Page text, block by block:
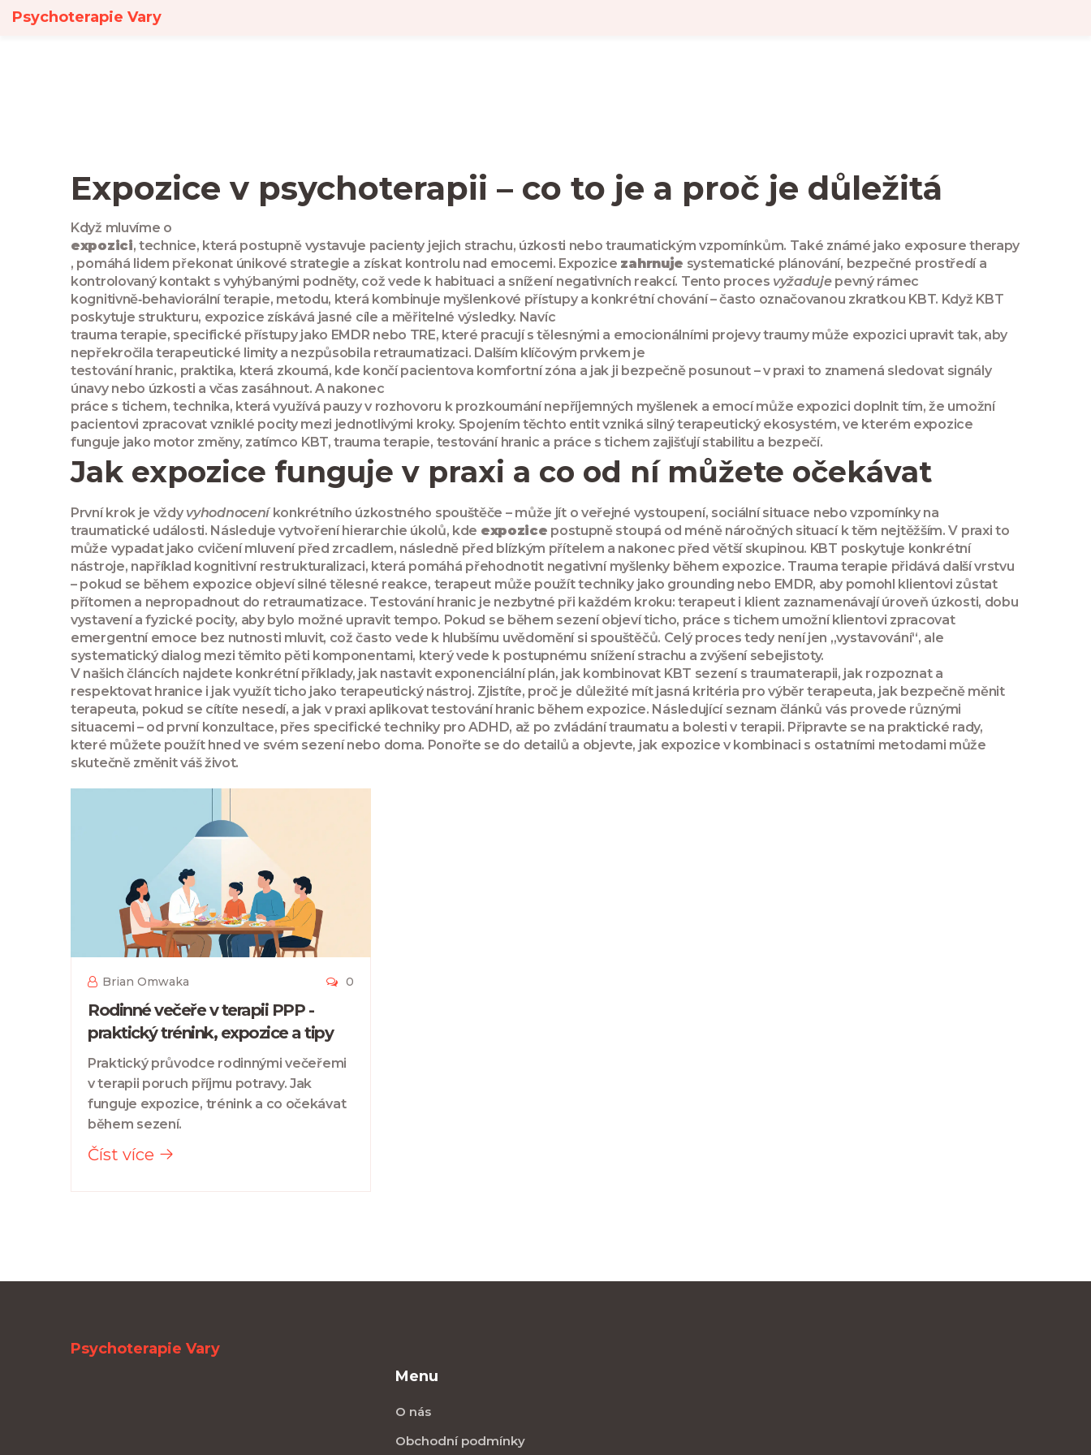
Psychoterapie Vary
Expozice v psychoterapii – co to je a proč je důležitá
Když mluvíme o
expozici,technice, která postupně vystavuje pacienty jejich strachu, úzkosti nebo traumatickým vzpomínkům. Také známé jako exposure therapy
, pomáhá lidem překonat únikové strategie a získat kontrolu nad emocemi. Expozice zahrnuje systematické plánování, bezpečné prostředí a
kontrolovaný kontakt s vyhýbanými podněty, což vede k habituaci a snížení negativních reakcí. Tento proces vyžadujepevný rámec
kognitivně‑behaviorální terapie, metodu, která kombinuje myšlenkové přístupy a konkrétní chování– často označovanou zkratkou KBT. Když KBT
poskytuje strukturu, expozice získává jasné cíle a měřitelné výsledky. Navíc
trauma terapie, specifické přístupy jako EMDR nebo TRE, které pracují s tělesnými a emocionálními projevy traumymůže expozici upravit tak, aby
nepřekročila terapeutické limity a nezpůsobila retraumatizaci. Dalším klíčovým prvkem je
testování hranic, praktika, která zkoumá, kde končí pacientova komfortní zóna a jak ji bezpečně posunout– v praxi to znamená sledovat signály
únavy nebo úzkosti a včas zasáhnout. A nakonec
práce s tichem,technika, která využívá pauzy v rozhovoru k prozkoumání nepříjemných myšlenek a emocímůže expozici doplnit tím, že umožní
pacientovi zpracovat vzniklé pocity mezi jednotlivými kroky. Spojením těchto entit vzniká silný terapeutický ekosystém, ve kterém expozice
funguje jako motor změny, zatímco KBT, trauma terapie, testování hranic a práce s tichem zajišťují stabilitu a bezpečí.
Jak expozice funguje v praxi a co od ní můžete očekávat
První krok je vždy vyhodnoceníkonkrétního úzkostného spouštěče – může jít o veřejné vystoupení, sociální situace nebo vzpomínky na
traumatické události. Následuje vytvoření hierarchie úkolů, kde expozice postupně stoupá od méně náročných situací k těm nejtěžším. V praxi to
může vypadat jako cvičení mluvení před zrcadlem, následně před blízkým přítelem a nakonec před větší skupinou. KBT poskytuje konkrétní
nástroje, například kognitivní restrukturalizaci, která pomáhá přehodnotit negativní myšlenky během expozice. Trauma terapie přidává další vrstvu
– pokud se během expozice objeví silné tělesné reakce, terapeut může použít techniky jako grounding nebo EMDR, aby pomohl klientovi zůstat
přítomen a nepropadnout do retraumatizace. Testování hranic je nezbytné při každém kroku: terapeut i klient zaznamenávají úroveň úzkosti, dobu
vystavení a fyzické pocity, aby bylo možné upravit tempo. Pokud se během sezení objeví ticho, práce s tichem umožní klientovi zpracovat
emergentní emoce bez nutnosti mluvit, což často vede k hlubšímu uvědomění si spouštěčů. Celý proces tedy není jen „vystavování“, ale
systematický dialog mezi těmito pěti komponentami, který vede k postupnému snížení strachu a zvýšení sebejistoty.
V našich článcích najdete konkrétní příklady, jak nastavit exponenciální plán, jak kombinovat KBT sezení s traumaterapii, jak rozpoznat a
respektovat hranice i jak využít ticho jako terapeutický nástroj. Zjistíte, proč je důležité mít jasná kritéria pro výběr terapeuta, jak bezpečně měnit
terapeuta, pokud se cítíte nesedí, a jak v praxi aplikovat testování hranic během expozice. Následující seznam článků vás provede různými
situacemi – od první konzultace, přes specifické techniky pro ADHD, až po zvládání traumatu a bolesti v terapii. Připravte se na praktické rady,
které můžete použít hned ve svém sezení nebo doma. Ponořte se do detailů a objevte, jak expozice v kombinaci s ostatními metodami může
skutečně změnit váš život.
Brian Omwaka 0
Rodinné večeře v terapii PPP -
praktický trénink, expozice a tipy
Praktický průvodce rodinnými večeřemi
v terapii poruch příjmu potravy. Jak
funguje expozice, trénink a co očekávat
během sezení.
Číst více
Psychoterapie Vary
Menu
O nás
Obchodní podmínky